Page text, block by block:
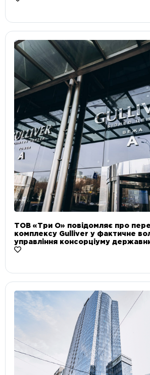
ТОВ «Три О» повідомляє про
комплексу Gulliver у фактичне
управління консорціуму